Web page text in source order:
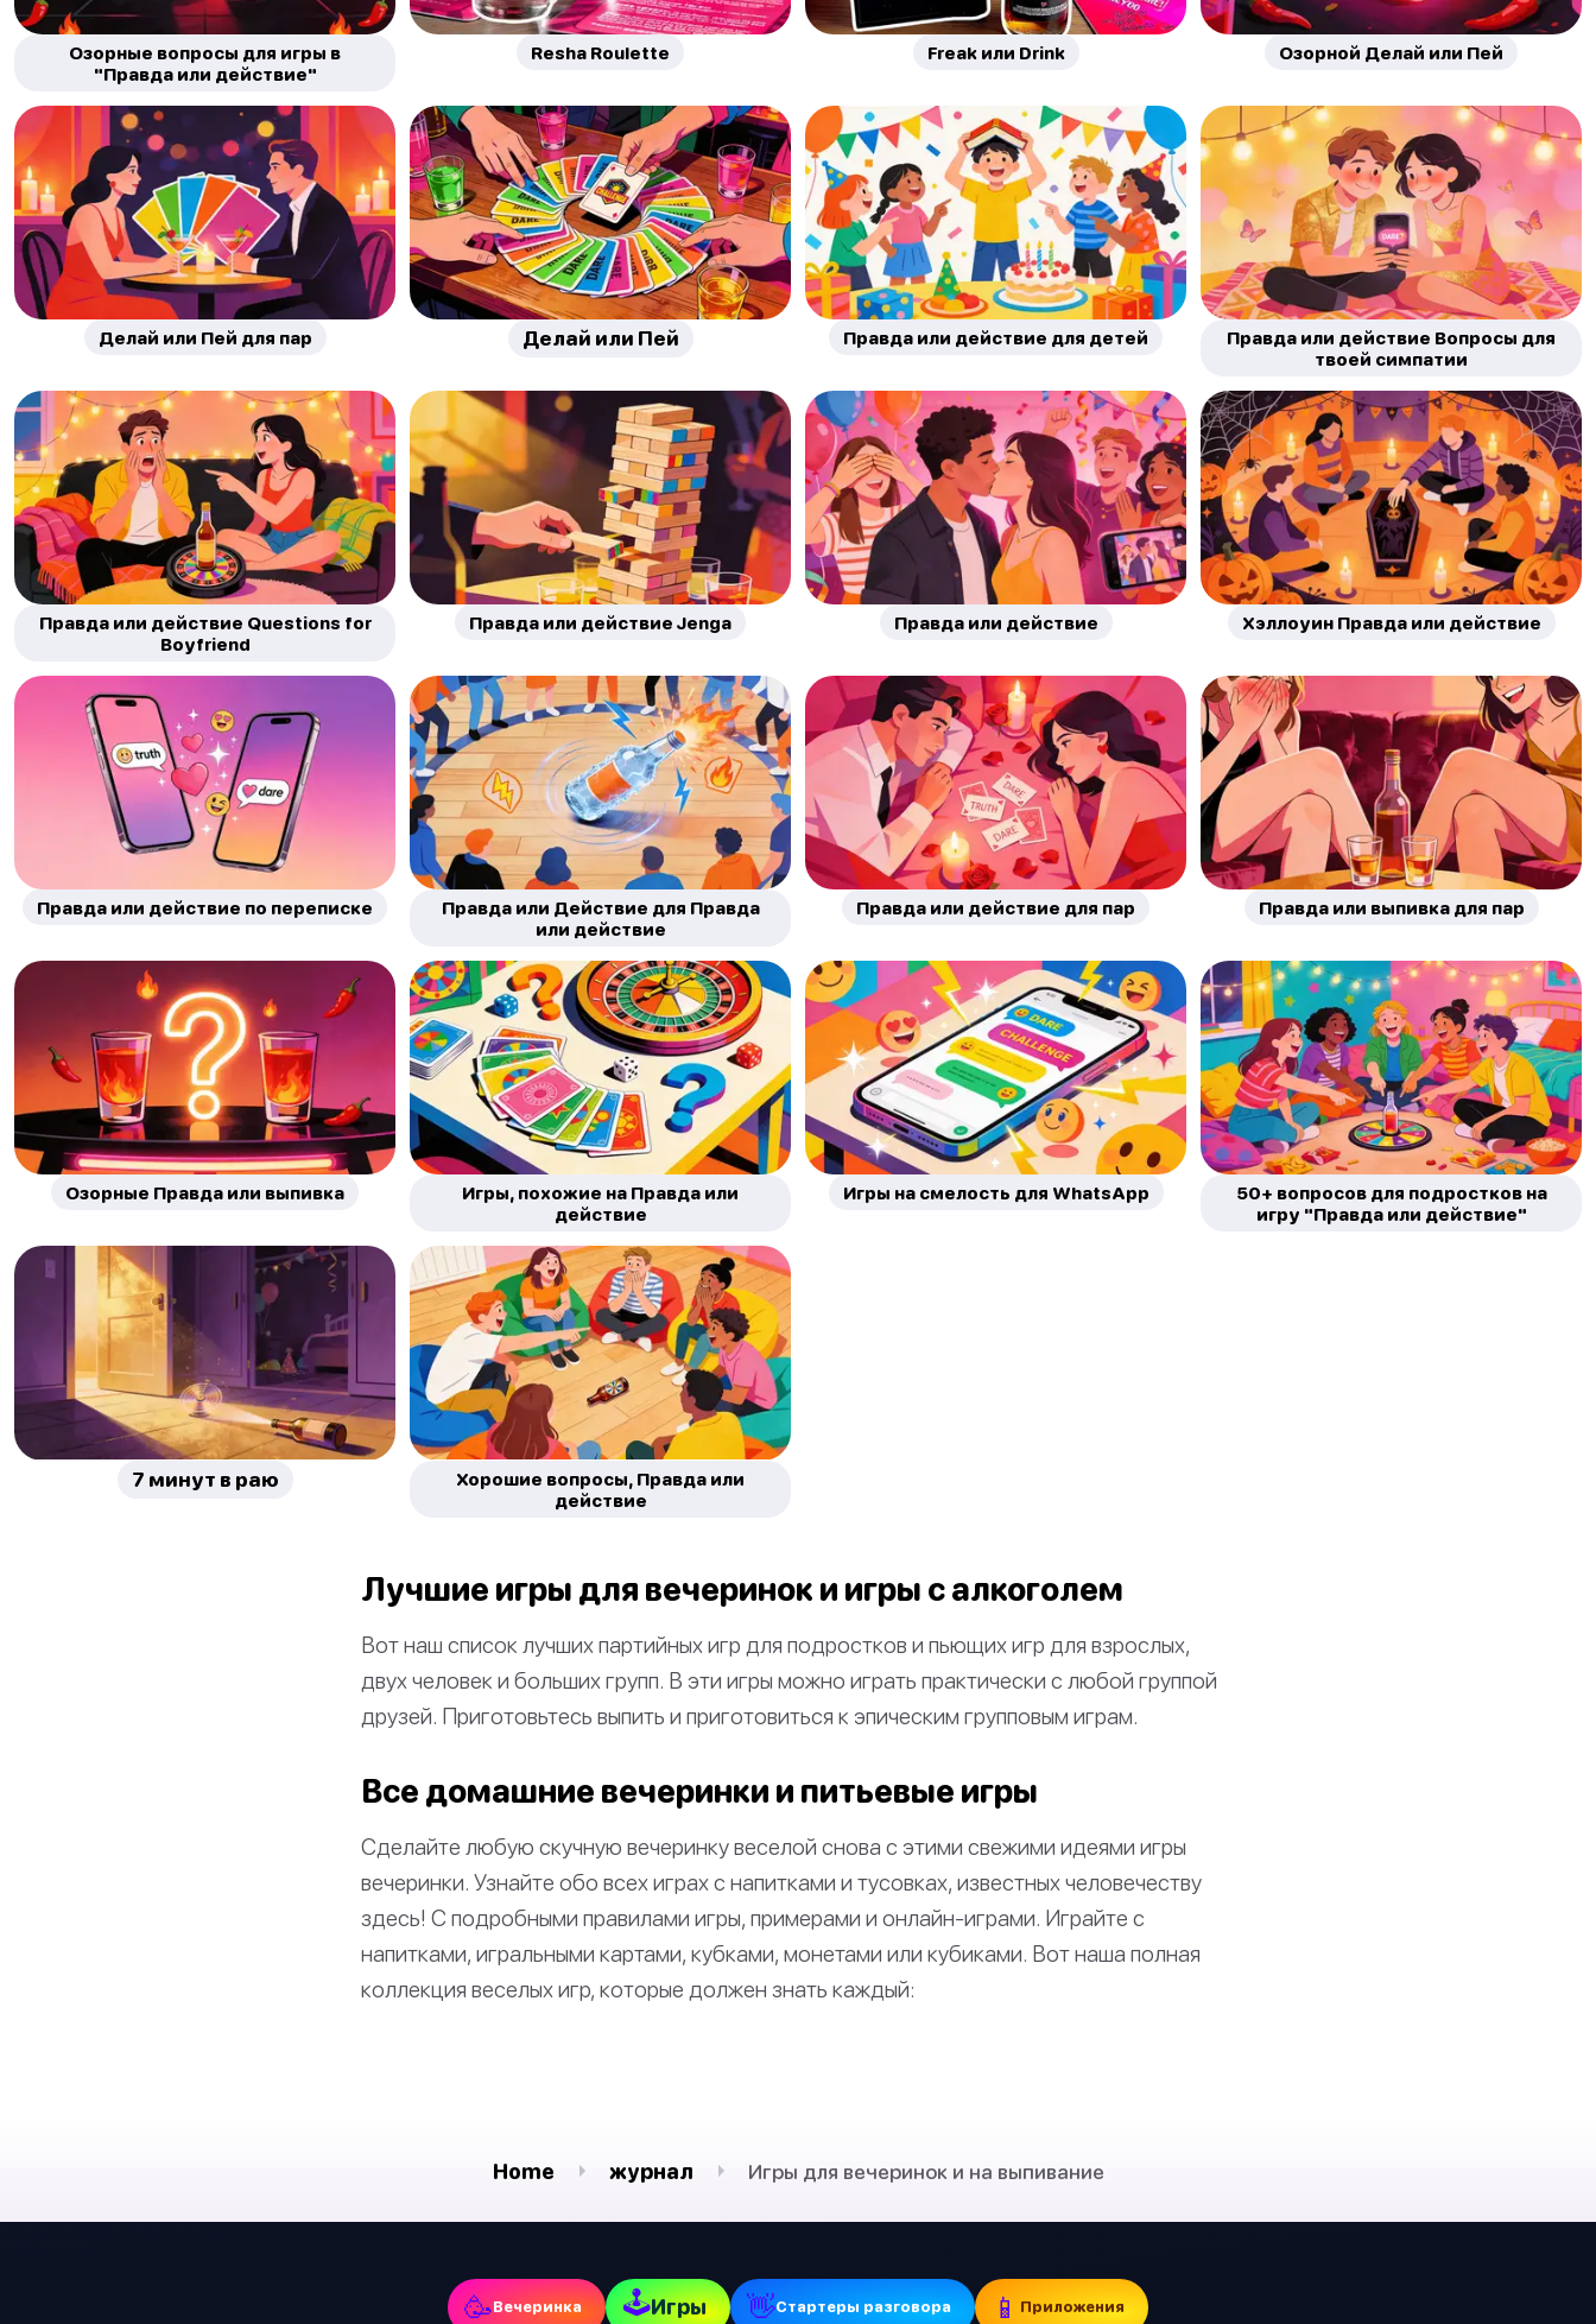
Озорные вопросы для игры в
"Правда или действие"
Resha Roulette Freak или Drink Озорной Делай или Пей
Делай или Пей для пар Делай или Пей Правда или действие для детей
Правда или действие Вопросы для
твоей симпатии
Правда или действие Questions for
Boyfriend
Правда или действие Jenga Правда или действие Хэллоуин Правда или действие
Правда или действие по переписке
Правда или Действие для Правда
или действие
Правда или действие для пар Правда или выпивка для пар
Озорные Правда или выпивка
Игры, похожие на Правда или
действие
Игры на смелость для WhatsApp
50+ вопросов для подростков на
игру "Правда или действие"
7 минут в раю
Хорошие вопросы, Правда или
действие
Лучшие игры для вечеринок и игры с алкоголем
Вот наш список лучших партийных игр для подростков и пьющих игр для взрослых,
двух человек и больших групп. В эти игры можно играть практически с любой группой
друзей. Приготовьтесь выпить и приготовиться к эпическим групповым играм.
Все домашние вечеринки и питьевые игры
Сделайте любую скучную вечеринку веселой снова с этими свежими идеями игры
вечеринки. Узнайте обо всех играх с напитками и тусовках, известных человечеству
здесь! С подробными правилами игры, примерами и онлайн-играми. Играйте с
напитками, игральными картами, кубками, монетами или кубиками. Вот наша полная
коллекция веселых игр, которые должен знать каждый:
Home журнал Игры для вечеринок и на выпивание
🥳Вечеринка 🕹Игры 👋Стартеры разговора 📱 Приложения